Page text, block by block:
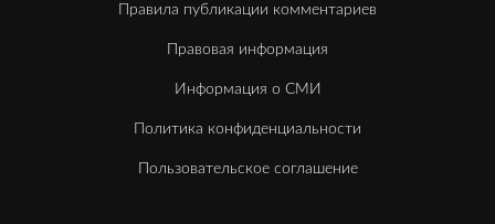
Правила публикации комментариев
Правовая информация
Информация о СМИ
Политика конфиденциальности
Пользовательское соглашение